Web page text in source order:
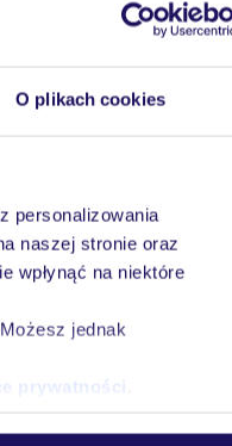
O plikach cookies
personalizowania
naszej stronie oraz
wpłynąć na niektóre
jednak
prywatności
hoteli w ponad 50
krajach
Ups,